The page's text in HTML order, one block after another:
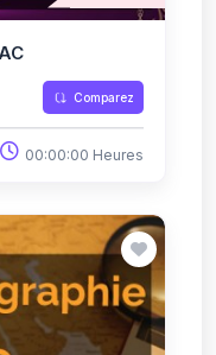
Comparez
00:00:00 Heures